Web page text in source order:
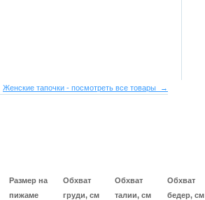
Женские тапочки - посмотреть все товары →
Размер на
пижаме
Обхват
груди, см
Обхват
талии, см
Обхват
бедер, см